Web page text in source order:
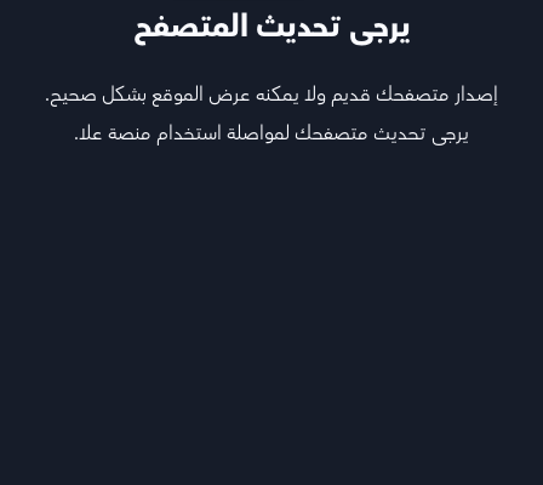
يرجى تحديث المتصفح
إصدار متصفحك قديم ولا يمكنه عرض الموقع بشكل صحيح.
يرجى تحديث متصفحك لمواصلة استخدام منصة علا.